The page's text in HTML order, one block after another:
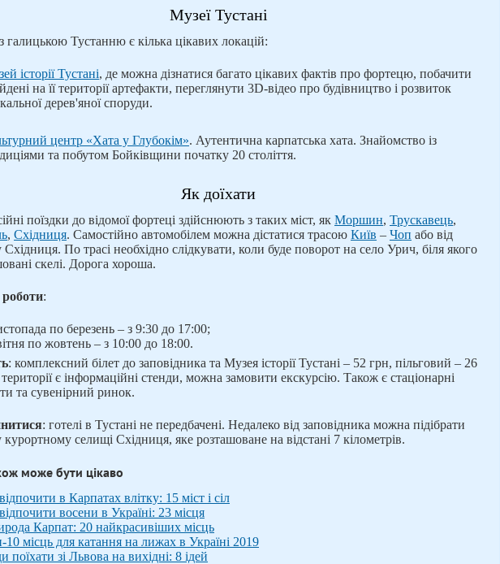
Музеї Тустані
галицькою Тустанню є кілька цікавих локацій:
історії Тустані, де можна дізнатися багато цікавих фактів про фортецю, побачити
на її території артефакти, переглянути 3D-відео про будівництво і розвиток
дерев'яної споруди.
центр «Хата у Глубокім». Аутентична карпатська хата. Знайомство із
та побутом Бойківщини початку 20 століття.
Як доїхати
поїздки до відомої фортеці здійснюють з таких міст, як Моршин, Трускавець,
, Східниця. Самостійно автомобілем можна дістатися трасою Київ – Чоп або від
Східниця. По трасі необхідно слідкувати, коли буде поворот на село Урич, біля якого
скелі. Дорога хороша.
:
по березень – з 9:30 до 17:00;
по жовтень – з 10:00 до 18:00.
: комплексний білет до заповідника та Музея історії Тустані – 52 грн, пільговий – 26
є інформаційні стенди, можна замовити екскурсію. Також є стаціонарні
та сувенірний ринок.
: готелі в Тустані не передбачені. Недалеко від заповідника можна підібрати
курортному селищі Східниця, яке розташоване на відстані 7 кілометрів.
може бути цікаво
в Карпатах влітку: 15 міст і сіл
восени в Україні: 23 місця
Карпат: 20 найкрасивіших місць
10 місць для катання на лижах в Україні 2019
поїхати зі Львова на вихідні: 8 ідей